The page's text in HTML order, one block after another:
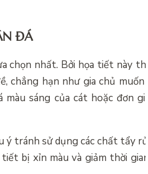
ĐÁ
chọn nhất. Bởi họa tiết này
chẳng hạn như gia chủ muốn
sáng của cát hoặc đơn
ý tránh sử dụng các chất tẩy
bị xỉn màu và giảm thời